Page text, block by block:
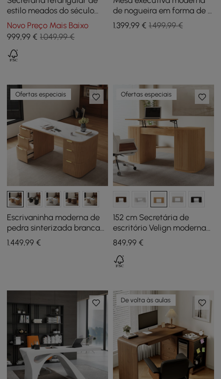
estilo meados do século
com 6 gavetas 163 cm,
natural
Novo Preço Mais Baixo
999,99 € 1.049,99 €
de nogueira em forma de L
de 71,5" com mesa
elevatória à direita
1.399,99€ 1.499,99 €
Ofertas especiais
Escrivaninha moderna de
pedra sinterizada branca
com bordas arredondadas
de 162,56 cm com
1.449,99 €
Ofertas especiais
152 cm Secretária de
escritório Velign moderna
em madeira com tampo
elevatório e armário de 2
portas natural
849,99€
De volta às aulas